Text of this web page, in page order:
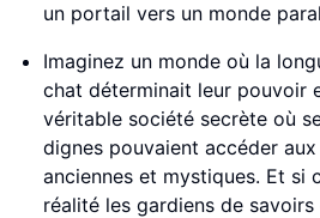
un portail vers un monde
Imaginez un monde où la
chat déterminait leur pouvoir
véritable société secrète où
dignes pouvaient accéder
anciennes et mystiques. Et si
réalité les gardiens de